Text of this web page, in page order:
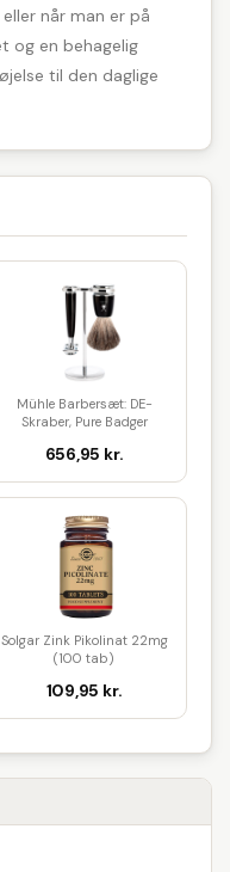
når man er på
og en behagelig
til den daglige
Mühle Barbersæt: DE-
Skraber, Pure Badger
656,95 kr.
Solgar Zink Pikolinat 22mg
(100 tab)
109,95 kr.